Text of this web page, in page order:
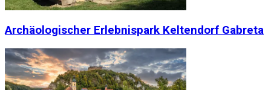
Archäologischer Erlebnispark Keltendorf Gabreta